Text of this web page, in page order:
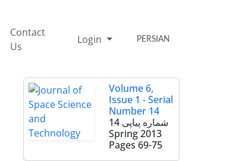
Contact
Us
Login PERSIAN
Volume 6,
Issue 1 - Serial
Number 14
شماره پیاپی 14
Spring 2013
Pages 69-75